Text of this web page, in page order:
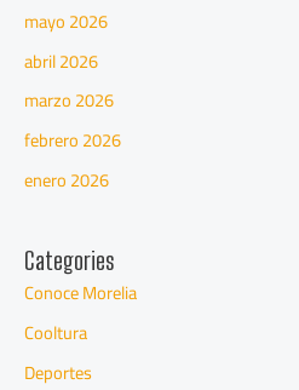
mayo 2026
abril 2026
marzo 2026
febrero 2026
enero 2026
Categories
Conoce Morelia
Cooltura
Deportes